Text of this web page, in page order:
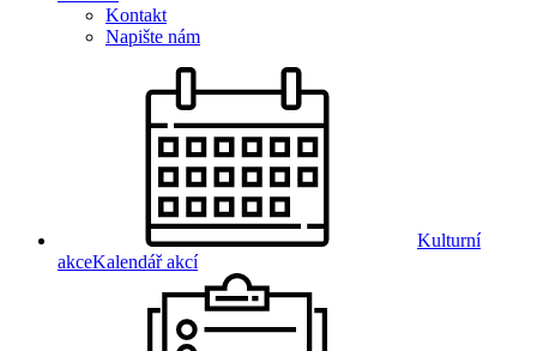
Kontakt
Napište nám
Kulturní
akceKalendář akcí